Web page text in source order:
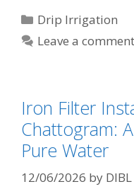
Categories
Drip Irrigation
Leave a comment
Iron Filter
Chattogram:
Pure Water
12/06/2026 by